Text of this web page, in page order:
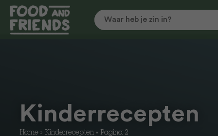
Kinderrecepten
Home » Kinderrecepten » Pagina 2